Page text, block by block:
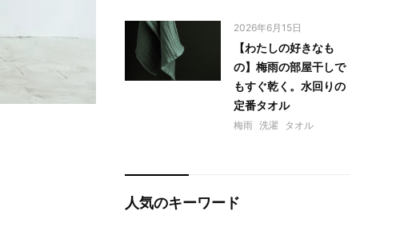
2026年6月15日
【わたしの好きなも
の】梅雨の部屋干しで
もすぐ乾く。水回りの
定番タオル
梅雨 洗濯 タオル
人気のキーワード